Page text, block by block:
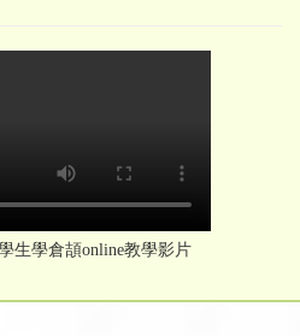
生學倉頡online教學影片